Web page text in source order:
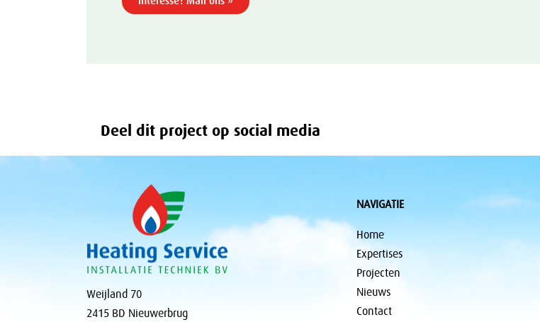
Deel dit project op social media
Weijland 70
2415 BD Nieuwerbrug
NAVIGATIE
Home
Expertises
Projecten
Nieuws
Contact